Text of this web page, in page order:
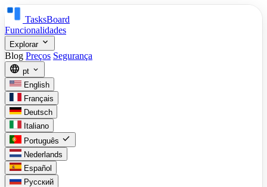
TasksBoard
Funcionalidades
Explorar expand_more
Blog Preços Segurança
language pt expand_more
English
Français
Deutsch
Italiano
Português check
Nederlands
Español
Русский